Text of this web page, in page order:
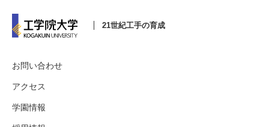
21世紀工手の育成
お問い合わせ
アクセス
学園情報